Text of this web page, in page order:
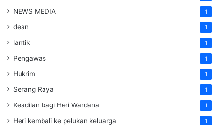
NEWS MEDIA 1
dean 1
lantik 1
Pengawas 1
Hukrim 1
Serang Raya 1
Keadilan bagi Heri Wardana 1
Heri kembali ke pelukan keluarga 1